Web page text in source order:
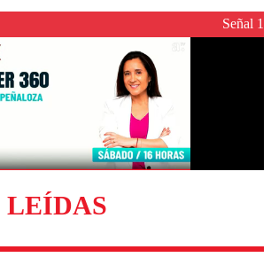
son moderados para garantizar un
diálogo respetuoso.
Enviar comentario
Señal 1
LEÍDAS